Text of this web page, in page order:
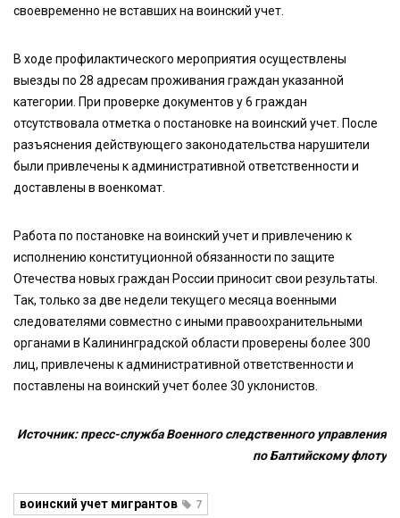
своевременно не вставших на воинский учет.
В ходе профилактического мероприятия осуществлены
выезды по 28 адресам проживания граждан указанной
категории. При проверке документов у 6 граждан
отсутствовала отметка о постановке на воинский учет. После
разъяснения действующего законодательства нарушители
были привлечены к административной ответственности и
доставлены в военкомат.
Работа по постановке на воинский учет и привлечению к
исполнению конституционной обязанности по защите
Отечества новых граждан России приносит свои результаты.
Так, только за две недели текущего месяца военными
следователями совместно с иными правоохранительными
органами в Калининградской области проверены более 300
лиц, привлечены к административной ответственности и
поставлены на воинский учет более 30 уклонистов.
Источник: пресс-служба Военного следственного управления
по Балтийскому флоту
воинский учет мигрантов 7